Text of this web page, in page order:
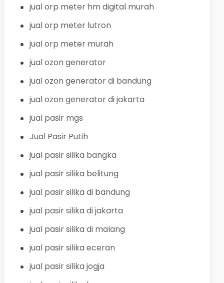
jual orp meter hm digital murah
jual orp meter lutron
jual orp meter murah
jual ozon generator
jual ozon generator di bandung
jual ozon generator di jakarta
jual pasir mgs
Jual Pasir Putih
jual pasir silika bangka
jual pasir silika belitung
jual pasir silika di bandung
jual pasir silika di jakarta
jual pasir silika di malang
jual pasir silika eceran
jual pasir silika jogja